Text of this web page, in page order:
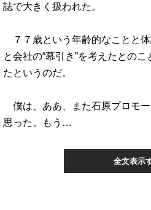
誌で大きく扱われた。
７７歳という年齢的なことと
と会社の“幕引き”を考えたとの
たというのだ。
僕は、ああ、また石原プロモ
思った。もう…
全文表示